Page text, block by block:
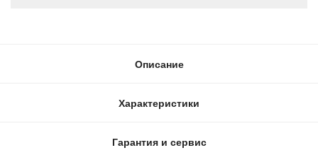
Описание
Характеристики
Гарантия и сервис